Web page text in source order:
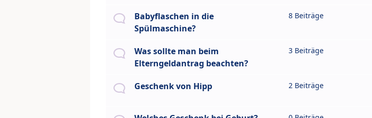
Babyflaschen in die
Spülmaschine?
8 Beiträge
Was sollte man beim
Elterngeldantrag beachten?
3 Beiträge
Geschenk von Hipp 2 Beiträge